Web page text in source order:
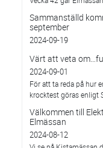
Sammanställd
september
2024-09-19
Värt att veta
2024-09-01
För att ta reda på hur
krocktest göras enligt
Välkommen till
Elmässan
2024-08-12